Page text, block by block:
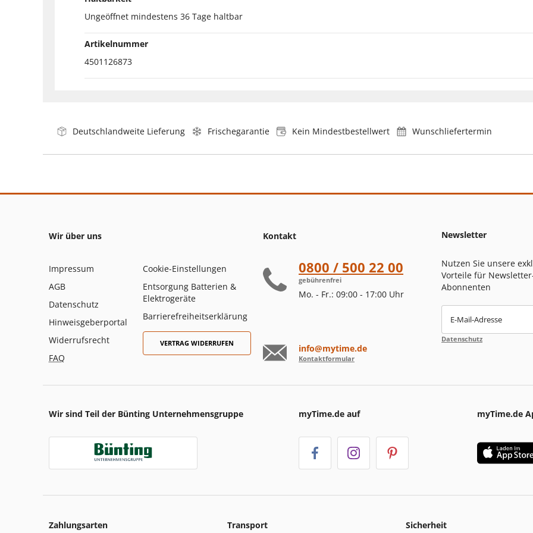
Ungeöffnet mindestens 36 Tage haltbar
Artikelnummer
4501126873
Deutschlandweite Lieferung Frischegarantie Kein Mindestbestellwert Wunschliefertermin
Wir über uns
Impressum
AGB
Datenschutz
Hinweisgeberportal
Widerrufsrecht
FAQ
Cookie-Einstellungen
Entsorgung Batterien &
Elektrogeräte
Barrierefreiheitserklärung
VERTRAG WIDERRUFEN
Kontakt
0800 / 500 22 00
gebührenfrei
Mo. - Fr.: 09:00 - 17:00 Uhr
info@mytime.de
Kontaktformular
Newsletter
Nutzen Sie unsere
Vorteile für
Abonnenten
E-Mail-Adresse
Datenschutz
Wir sind Teil der Bünting Unternehmensgruppe myTime.de auf myTime.de
Zahlungsarten Transport Sicherheit